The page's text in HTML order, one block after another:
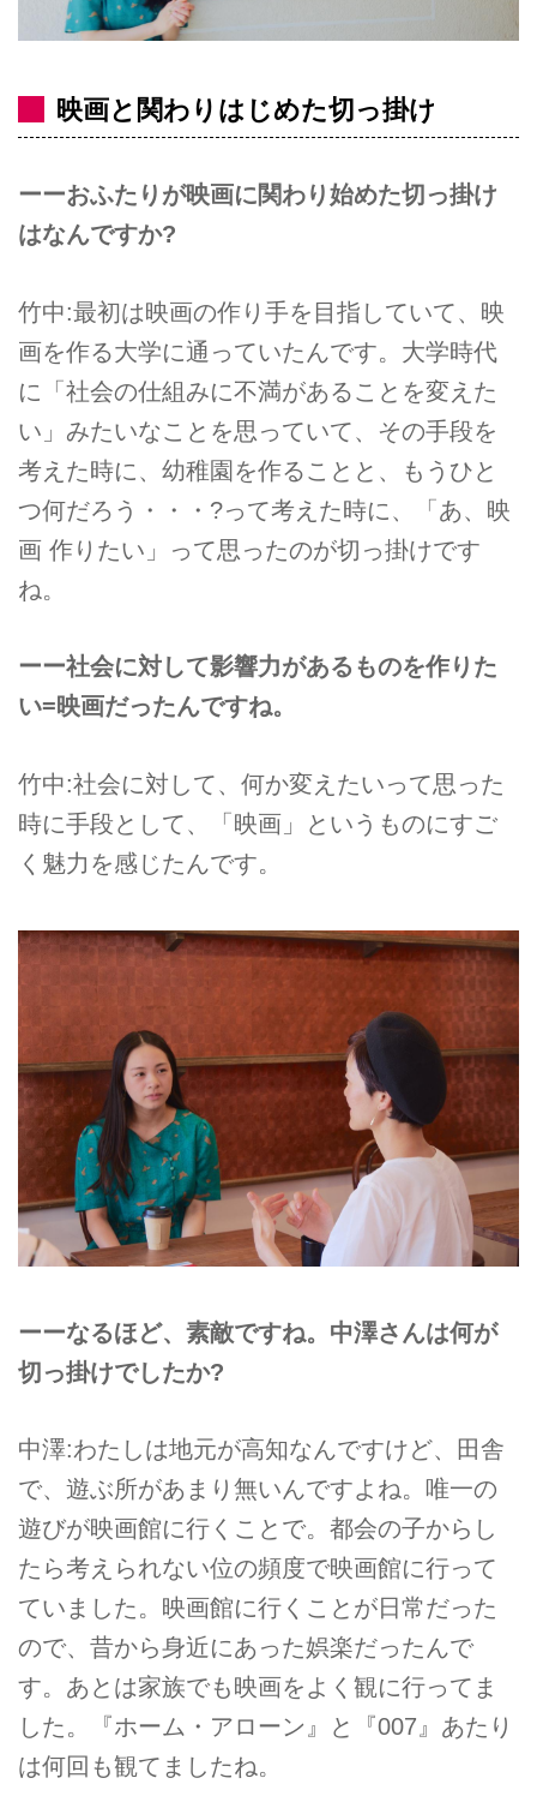
映画と関わりはじめた切っ掛け
ーーおふたりが映画に関わり始めた切っ掛け
はなんですか?
竹中:最初は映画の作り手を目指していて、映
画を作る大学に通っていたんです。大学時代
に「社会の仕組みに不満があることを変えた
い」みたいなことを思っていて、その手段を
考えた時に、幼稚園を作ることと、もうひと
つ何だろう・・・?って考えた時に、「あ、映
画 作りたい」って思ったのが切っ掛けです
ね。
ーー社会に対して影響力があるものを作りた
い=映画だったんですね。
竹中:社会に対して、何か変えたいって思った
時に手段として、「映画」というものにすご
く魅力を感じたんです。
ーーなるほど、素敵ですね。中澤さんは何が
切っ掛けでしたか?
中澤:わたしは地元が高知なんですけど、田舎
で、遊ぶ所があまり無いんですよね。唯一の
遊びが映画館に行くことで。都会の子からし
たら考えられない位の頻度で映画館に行って
ていました。映画館に行くことが日常だった
ので、昔から身近にあった娯楽だったんで
す。あとは家族でも映画をよく観に行ってま
した。『ホーム・アローン』と『007』あたり
は何回も観てましたね。